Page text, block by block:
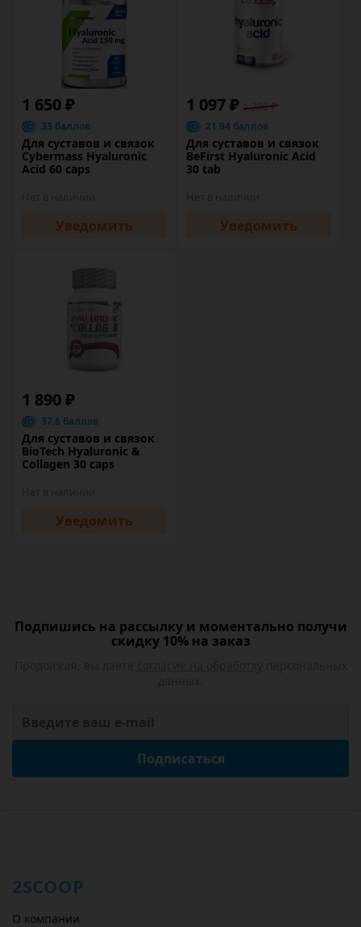
1 650 ₽
33 баллов
Для суставов и связок
Cybermass Hyaluronic
Acid 60 caps
Уведомить
1 097 ₽ 1 290 ₽
21.94 баллов
Для суставов и связок
BeFirst Hyaluronic Acid
30 tab
Уведомить
1 890 ₽
37.8 баллов
Для суставов и связок
BioTech Hyaluronic &
Collagen 30 caps
Уведомить
Подпишись на рассылку и моментально получи
скидку 10% на заказ
Подписаться
2SCOOP
О компании